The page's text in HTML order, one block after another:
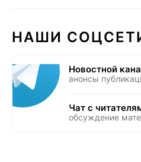
НАШИ
Новостной
анонсы
Чат с
обсуждение